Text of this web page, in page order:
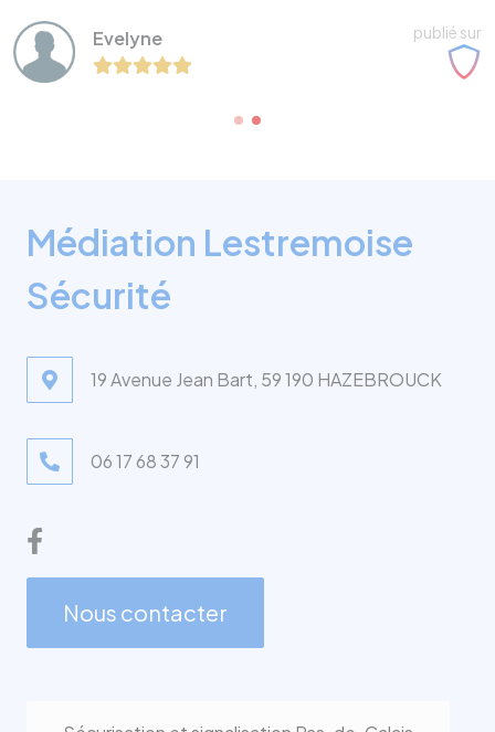
Evelyne publié sur
Médiation Lestremoise
Sécurité
19 Avenue Jean Bart, 59 190 HAZEBROUCK
06 17 68 37 91
Nous contacter